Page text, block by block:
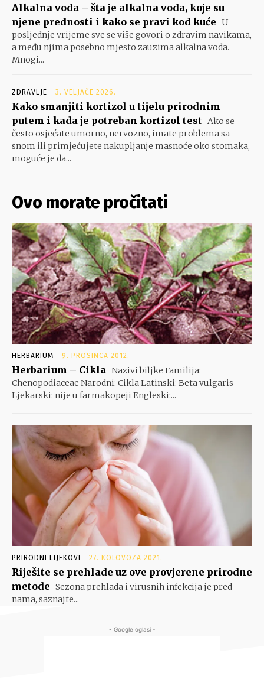
Alkalna voda – šta je alkalna voda, koje su
njene prednosti i kako se pravi kod kuće U
posljednje vrijeme sve se više govori o zdravim navikama,
a među njima posebno mjesto zauzima alkalna voda.
Mnogi...
ZDRAVLJE 3. VELJAČE 2026.
Kako smanjiti kortizol u tijelu prirodnim
putem i kada je potreban kortizol test Ako se
često osjećate umorno, nervozno, imate problema sa
snom ili primjećujete nakupljanje masnoće oko stomaka,
moguće je da...
Ovo morate pročitati
HERBARIUM 9. PROSINCA 2012.
Herbarium – Cikla Nazivi biljke Familija:
Chenopodiaceae Narodni: Cikla Latinski: Beta vulgaris
Ljekarski: nije u farmakopeji Engleski:...
PRIRODNI LIJEKOVI 27. KOLOVOZA 2021.
Riješite se prehlade uz ove provjerene prirodne
metode Sezona prehlada i virusnih infekcija je pred
nama, saznajte...
- Google oglasi -